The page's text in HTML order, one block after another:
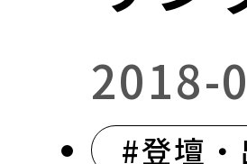
2018-
#登壇・